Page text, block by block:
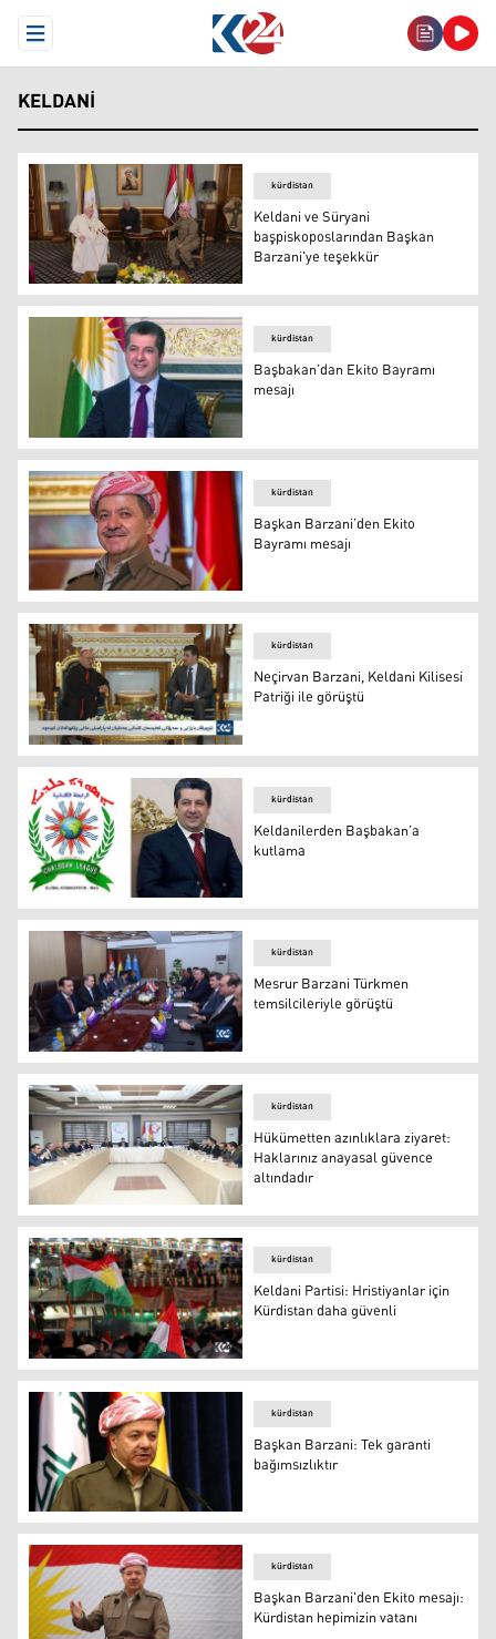
Open Menu
KELDANI
Keldani ve Süryani başpiskoposlarından Başkan
kürdistan
Keldani ve Süryani
başpiskoposlarından Başkan
Barzani'ye teşekkür
Başbakan’dan Ekito Bayramı mesajı
kürdistan
Başbakan’dan Ekito Bayramı
mesajı
Başkan Barzani’den Ekito Bayramı mesajı
kürdistan
Başkan Barzani’den Ekito
Bayramı mesajı
Neçirvan Barzani, Keldani Kilisesi Patriği ile görüştü
kürdistan
Neçirvan Barzani, Keldani Kilisesi
Patriği ile görüştü
Keldanilerden Başbakan’a kutlama
kürdistan
Keldanilerden Başbakan’a
kutlama
Mesrur Barzani Türkmen temsilcileriyle görüştü
kürdistan
Mesrur Barzani Türkmen
temsilcileriyle görüştü
Hükümetten azınlıklara ziyaret: Haklarınız anayasal
kürdistan
Hükümetten azınlıklara ziyaret:
Haklarınız anayasal güvence
altındadır
Keldani Partisi: Hristiyanlar için Kürdistan daha güvenli
kürdistan
Keldani Partisi: Hristiyanlar için
Kürdistan daha güvenli
Başkan Barzani: Tek garanti bağımsızlıktır
kürdistan
Başkan Barzani: Tek garanti
bağımsızlıktır
kürdistan
Başkan Barzani'den Ekito mesajı:
Kürdistan hepimizin vatanı